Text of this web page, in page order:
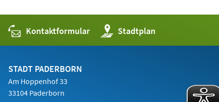
Kontaktformular Stadtplan
(Öffnet
in
einem
STADT PADERBORN
Am Hoppenhof 33
33104 Paderborn